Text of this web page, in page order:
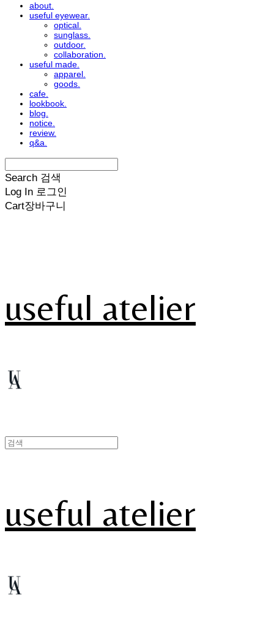
about.
useful eyewear.
optical.
sunglass.
outdoor.
collaboration.
useful made.
apparel.
goods.
cafe.
lookbook.
blog.
notice.
review.
q&a.
Search 검색
Log In 로그인
Cart장바구니
useful atelier
useful atelier